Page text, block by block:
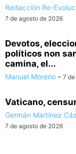
Redacción Re-
7 de agosto de 2026
Devotos,
políticos non
camina, el...
Manuel Moreno - 7
Vaticano,
Germán Martínez
7 de agosto de 2026